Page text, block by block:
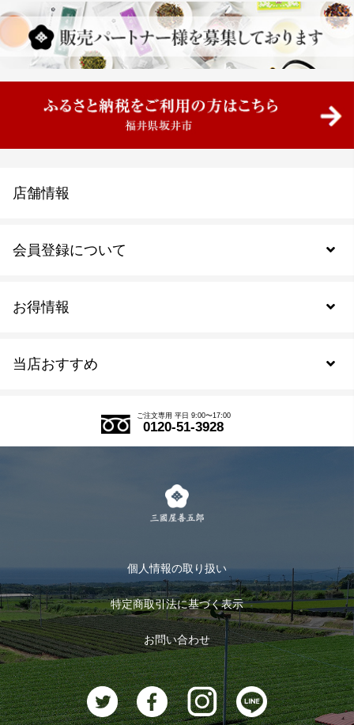
当店おすすめ
式部の香りシリーズ
お茶のギフト
おすすめのお茶
お茶に合うスイーツ
お得情報
会員登録について
会員規約について
ログイン
ログアウト
店舗情報
ご注文専用 平日 9:00〜17:00
0120-51-3928
個人情報の取り扱い
特定商取引法に基づく表示
お問い合わせ